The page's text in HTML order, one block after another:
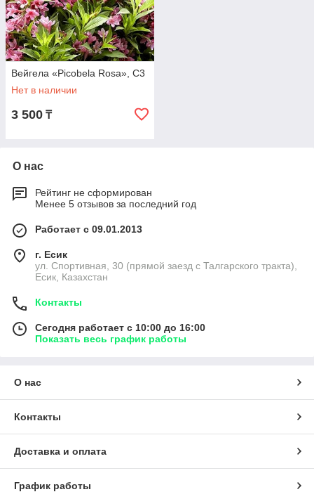
Вейгела «Picobela Rosa», С3
Нет в наличии
3 500 ₸
О нас
Рейтинг не сформирован
Менее 5 отзывов за последний год
Работает с 09.01.2013
г. Есик
ул. Спортивная, 30 (прямой заезд с Талгарского тракта),
Есик, Казахстан
Контакты
Сегодня работает с 10:00 до 16:00
Показать весь график работы
О нас
Контакты
Доставка и оплата
График работы